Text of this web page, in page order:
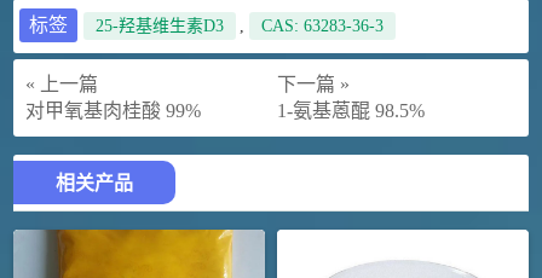
标签 25-羟基维生素D3 , CAS: 63283-36-3
« 上一篇
对甲氧基肉桂酸 99%
下一篇 »
1-氨基蒽醌 98.5%
相关产品